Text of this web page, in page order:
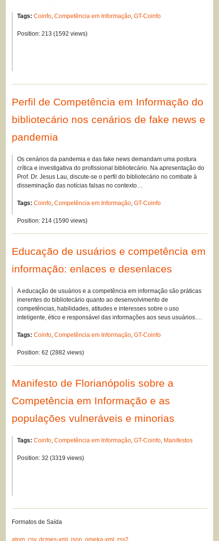
Tags: Coinfo, Competência em Informação, GT-Coinfo
Position: 213 (1592 views)
Perfil de Competência em Informação do
bibliotecário nos cenários de fake news e
pandemia
Os cenários da pandemia e das fake news demandam uma postura
crítica e investigativa do profissional bibliotecário. Na apresentação do
Prof. Dr. Jesus Lau, discute-se o perfil do bibliotecário no combate à
disseminação das notícias falsas no contexto…
Tags: Coinfo, Competência em Informação, GT-Coinfo
Position: 214 (1590 views)
Educação de usuários e competência em
informação: enlaces e desenlaces
A educação de usuários e a competência em informação são práticas
inerentes do bibliotecário quanto ao desenvolvimento de
competências, habilidades, atitudes e interesses sobre o uso
inteligente, ético e responsável das informações aos seus usuários.…
Tags: Coinfo, Competência em Informação, GT-Coinfo
Position: 62 (2882 views)
Manifesto de Florianópolis sobre a
Competência em Informação e as
populações vulneráveis e minorias
Tags: Coinfo, Competência em Informação, GT-Coinfo, Manifestos
Position: 32 (3319 views)
Formatos de Saída
atom csv, dcmes-xml json omeka-xml rss2